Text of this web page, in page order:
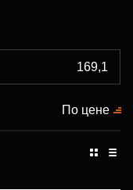
По цене